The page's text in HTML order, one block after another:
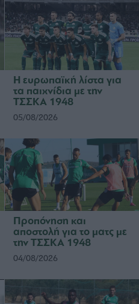
Η ευρωπαϊκή λίστα για
τα παιχνίδια με την
ΤΣΣΚΑ 1948
05/08/2026
Προπόνηση και
αποστολή για το ματς με
την ΤΣΣΚΑ 1948
04/08/2026